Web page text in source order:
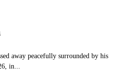
away peacefully surrounded by his
in...